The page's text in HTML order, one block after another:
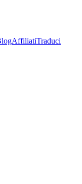
AffiliatiTraduci